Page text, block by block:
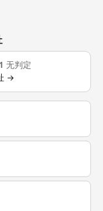
1 无判定
→